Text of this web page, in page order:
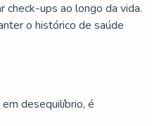
check-ups ao longo da vida.
o histórico de saúde
desequilíbrio, é